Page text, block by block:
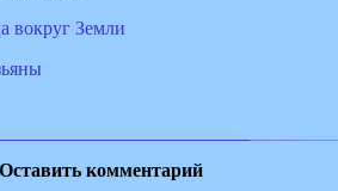
вокруг Земли
Оставить комментарий